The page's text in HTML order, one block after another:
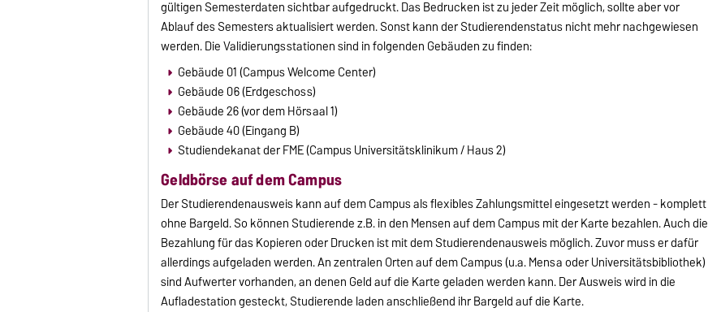
gültigen Semesterdaten sichtbar aufgedruckt. Das Bedrucken ist zu jeder Zeit möglich, sollte aber vor
Ablauf des Semesters aktualisiert werden. Sonst kann der Studierendenstatus nicht mehr nachgewiesen
werden. Die Validierungsstationen sind in folgenden Gebäuden zu finden:
Gebäude 01 (Campus Welcome Center)
Gebäude 06 (Erdgeschoss)
Gebäude 26 (vor dem Hörsaal 1)
Gebäude 40 (Eingang B)
Studiendekanat der FME (Campus Universitätsklinikum / Haus 2)
Geldbörse auf dem Campus
Der Studierendenausweis kann auf dem Campus als flexibles Zahlungsmittel eingesetzt werden - komplett
ohne Bargeld. So können Studierende z.B. in den Mensen auf dem Campus mit der Karte bezahlen. Auch die
Bezahlung für das Kopieren oder Drucken ist mit dem Studierendenausweis möglich. Zuvor muss er dafür
allerdings aufgeladen werden. An zentralen Orten auf dem Campus (u.a. Mensa oder Universitätsbibliothek)
sind Aufwerter vorhanden, an denen Geld auf die Karte geladen werden kann. Der Ausweis wird in die
Aufladestation gesteckt, Studierende laden anschließend ihr Bargeld auf die Karte.